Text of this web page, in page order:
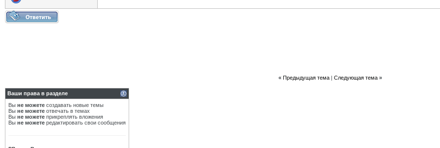
« Предыдущая тема| Следующая тема »
Ваши права в разделе
Вы не можете создавать новые темы
Вы не можете отвечать в темах
Вы не можете прикреплять вложения
Вы не можете редактировать свои сообщения